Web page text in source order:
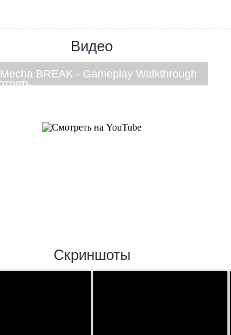
Видео
Mecha BREAK - Gameplay Walkthrough
Скриншоты